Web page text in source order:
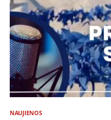
NAUJIENOS